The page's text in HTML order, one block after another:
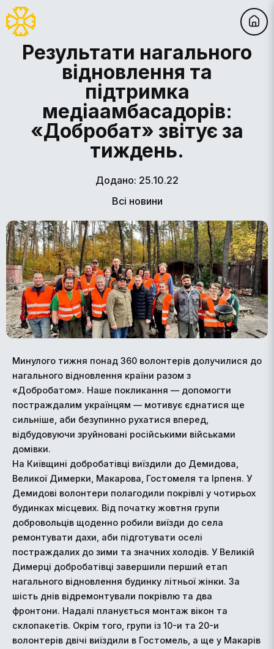
Результати нагального
відновлення та
підтримка
медіаамбасадорів:
«Добробат» звітує за
тиждень.
Додано: 25.10.22
Всі новини
Минулого тижня понад 360 волонтерів долучилися до
нагального відновлення країни разом з
«Добробатом». Наше покликання — допомогти
постраждалим українцям — мотивує єднатися ще
сильніше, аби безупинно рухатися вперед,
відбудовуючи зруйновані російськими військами
домівки.
На Київщині добробатівці виїздили до Демидова,
Великої Димерки, Макарова, Гостомеля та Ірпеня. У
Демидові волонтери полагодили покрівлі у чотирьох
будинках місцевих. Від початку жовтня групи
добровольців щоденно робили виїзди до села
ремонтувати дахи, аби підготувати оселі
постраждалих до зими та значних холодів. У Великій
Димерці добробатівці завершили перший етап
нагального відновлення будинку літньої жінки. За
шість днів відремонтували покрівлю та два
фронтони. Надалі планується монтаж вікон та
склопакетів. Окрім того, групи із 10-и та 20-и
волонтерів двічі виїздили в Гостомель, а ще у Макарів